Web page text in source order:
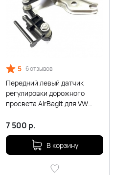
5 6 отзывов
Передний левый датчик
регулировки дорожного
просвета AirBagit для VW
7 500 р.
В корзину